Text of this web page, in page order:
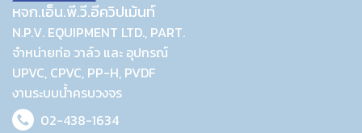
หจก.เอ็น.พี.วี.อีควิปเม้นท์
N.P.V. EQUIPMENT LTD., PART.
จำหน่ายท่อ วาล์ว และ อุปกรณ์
UPVC, CPVC, PP-H, PVDF
งานระบบน้ำครบวงจร
02-438-1634